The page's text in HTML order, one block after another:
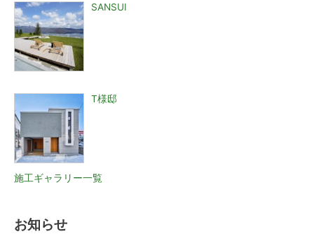
SANSUI
T様邸
施工ギャラリー一覧
お知らせ